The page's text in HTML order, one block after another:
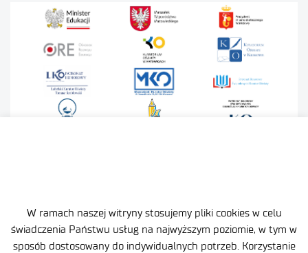
W ramach naszej witryny stosujemy pliki cookies w celu
świadczenia Państwu usług na najwyższym poziomie, w tym w
sposób dostosowany do indywidualnych potrzeb. Korzystanie
Mapa strony